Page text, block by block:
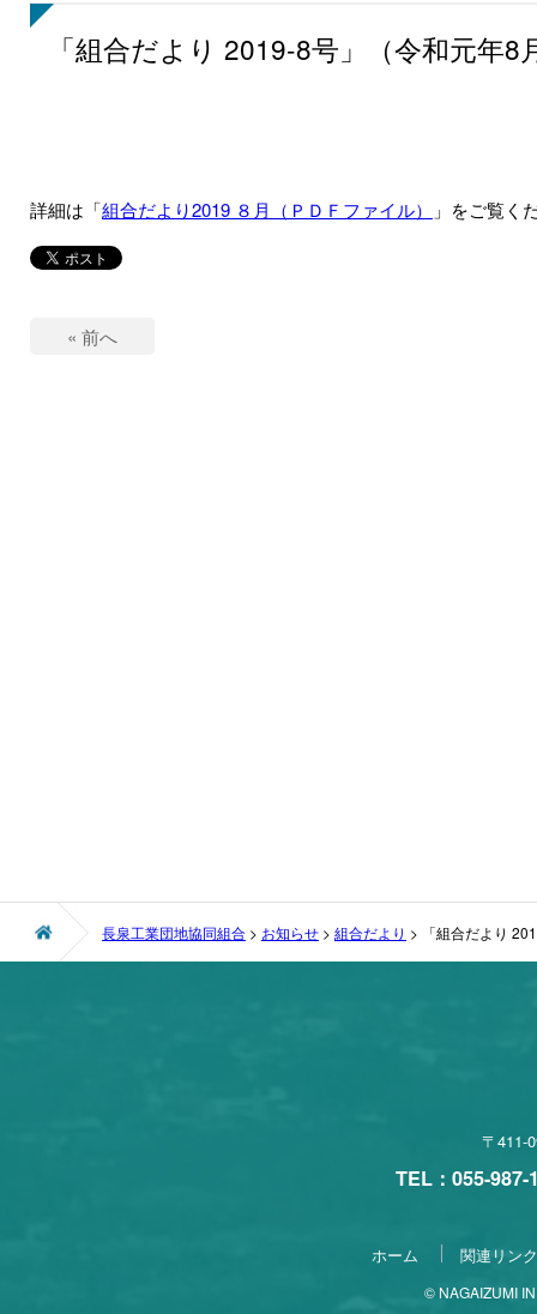
「組合だより 2019-8号」（令和元年8
詳細は「組合だより2019 ８月（ＰＤＦファイル） 」をご覧く
« 前へ
長泉工業団地協同組合 > お知らせ > 組合だより > 「組合だより
〒411-
TEL：055-
ホーム 関連リン
© NAGAIZUMI